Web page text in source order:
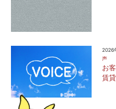
2026
声
お
賃